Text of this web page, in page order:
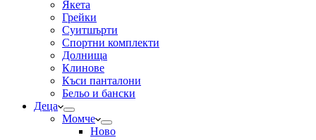
Якета
Грейки
Суитшърти
Спортни комплекти
Долнища
Клинове
Къси панталони
Бельо и бански
Деца
Момче
Ново